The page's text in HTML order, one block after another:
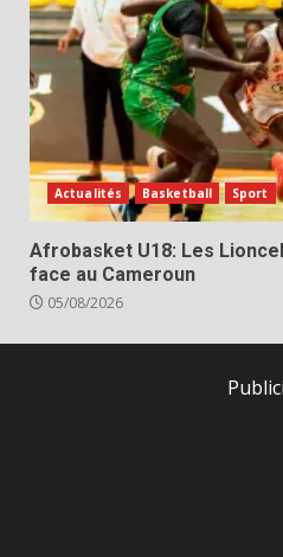
Actualités Basketball Sport
Afrobasket U18: Les
face au Cameroun
05/08/2026